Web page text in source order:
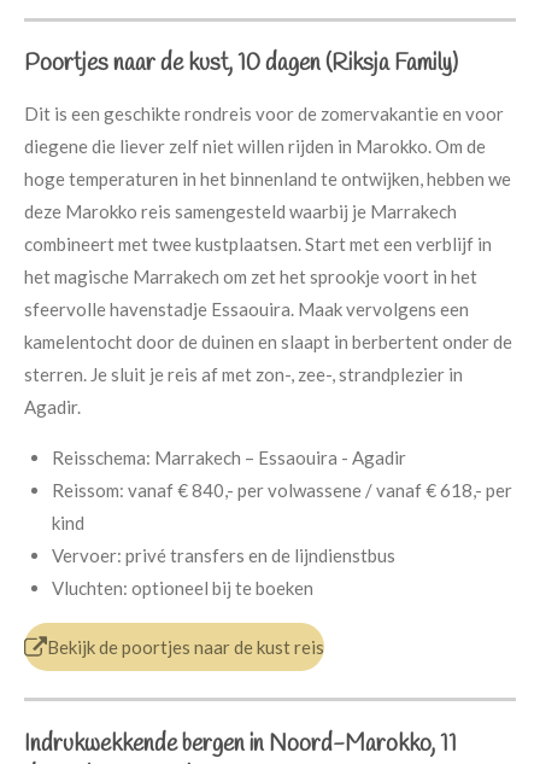
Poortjes naar de kust, 10 dagen (Riksja Family)
Dit is een geschikte rondreis voor de zomervakantie en voor
diegene die liever zelf niet willen rijden in Marokko. Om de
hoge temperaturen in het binnenland te ontwijken, hebben we
deze Marokko reis samengesteld waarbij je Marrakech
combineert met twee kustplaatsen. Start met een verblijf in
het magische Marrakech om zet het sprookje voort in het
sfeervolle havenstadje Essaouira. Maak vervolgens een
kamelentocht door de duinen en slaapt in berbertent onder de
sterren. Je sluit je reis af met zon-, zee-, strandplezier in
Agadir.
Reisschema: Marrakech – Essaouira - Agadir
Reissom: vanaf € 840,- per volwassene /vanaf € 618,- per
kind
Vervoer: privé transfers en de lijndienstbus
Vluchten: optioneel bij te boeken
Bekijk de poortjes naar de kust reis
Indrukwekkende bergen in Noord-Marokko, 11